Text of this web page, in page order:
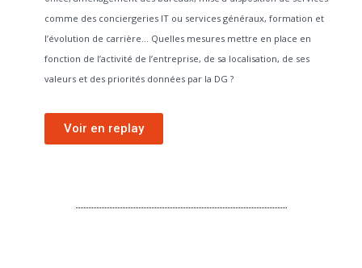
comme des conciergeries IT ou services généraux, formation et
l’évolution de carrière… Quelles mesures mettre en place en
fonction de l’activité de l’entreprise, de sa localisation, de ses
valeurs et des priorités données par la DG ?
Voir en replay